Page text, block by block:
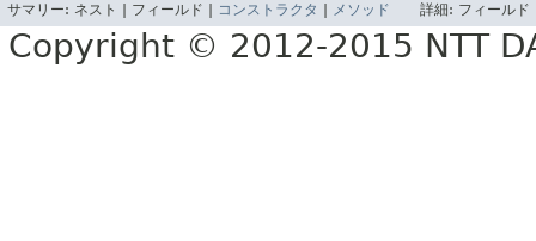
サマリー: ネスト | フィールド | コンストラクタ メソッド 詳細: フィール
Copyright © 2012-2015 NTT